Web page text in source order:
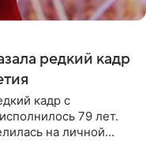
редкий кадр
кадр с
79 лет.
на личной